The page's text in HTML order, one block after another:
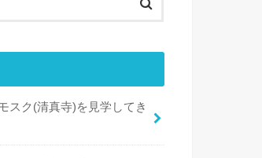
スク(清真寺)を見学してき